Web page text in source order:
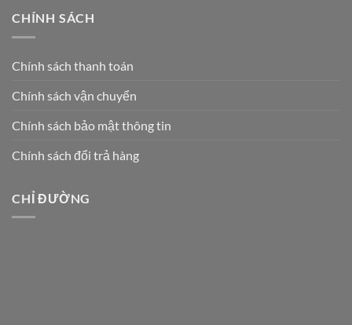
CHÍNH SÁCH
Chính sách thanh toán
Chính sách vận chuyển
Chính sách bảo mật thông tin
Chính sách đổi trả hàng
CHỈ ĐƯỜNG